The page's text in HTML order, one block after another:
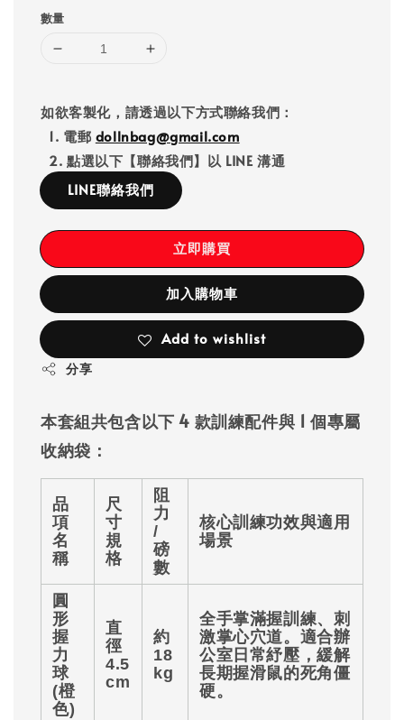
數量
如欲客製化，請透過以下方式聯絡我們：
1. 電郵 dollnbag@gmail.com
2. 點選以下【聯絡我們】以 LINE 溝通
LINE聯絡我們
立即購買
加入購物車
Add to wishlist
分享
本套組共包含以下 4 款訓練配件與 1 個專屬
收納袋：
品
項
名
稱
尺
寸
規
格
阻
力
/
磅
數
核心訓練功效與適用
場景
圓
形
握
力
球
(橙
色)
直
徑
4.5
cm
約
18
kg
全手掌滿握訓練、刺
激掌心穴道。適合辦
公室日常紓壓，緩解
長期握滑鼠的死角僵
硬。